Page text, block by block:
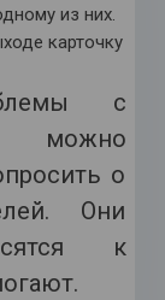
из них.
карточку
с
можно
о
Они
к